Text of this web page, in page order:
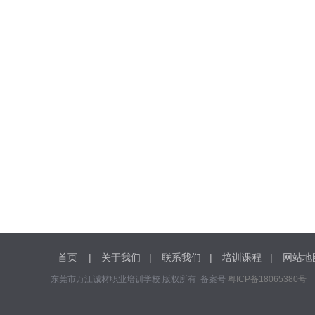
首页 | 关于我们 | 联系我们 | 培训课程 | 网站地
东莞市万江诚材职业培训学校 版权所有 备案号 粤ICP备18065380号